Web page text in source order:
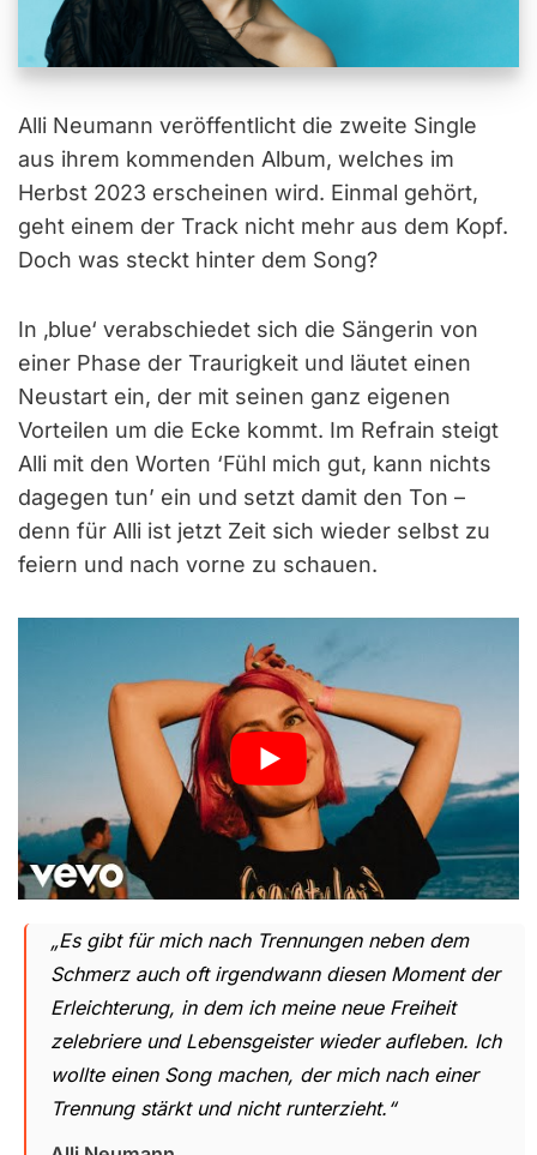
Alli Neumann veröffentlicht die zweite Single
aus ihrem kommenden Album, welches im
Herbst 2023 erscheinen wird. Einmal gehört,
geht einem der Track nicht mehr aus dem Kopf.
Doch was steckt hinter dem Song?
In ‚blue‘ verabschiedet sich die Sängerin von
einer Phase der Traurigkeit und läutet einen
Neustart ein, der mit seinen ganz eigenen
Vorteilen um die Ecke kommt. Im Refrain steigt
Alli mit den Worten ‘Fühl mich gut, kann nichts
dagegen tun’ ein und setzt damit den Ton –
denn für Alli ist jetzt Zeit sich wieder selbst zu
feiern und nach vorne zu schauen.
„Es gibt für mich nach Trennungen neben dem
Schmerz auch oft irgendwann diesen Moment der
Erleichterung, in dem ich meine neue Freiheit
zelebriere und Lebensgeister wieder aufleben. Ich
wollte einen Song machen, der mich nach einer
Trennung stärkt und nicht runterzieht.“